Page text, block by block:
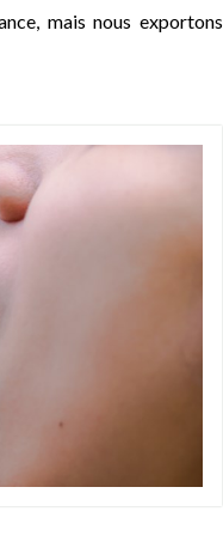
mais nous exportons